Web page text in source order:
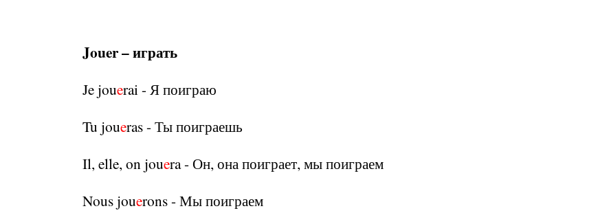
Jouer – играть
Je jouerai - Я поиграю
Tu joueras - Ты поиграешь
Il, elle, on jouera - Он, она поиграет, мы поиграем
Nous jouerons - Мы поиграем